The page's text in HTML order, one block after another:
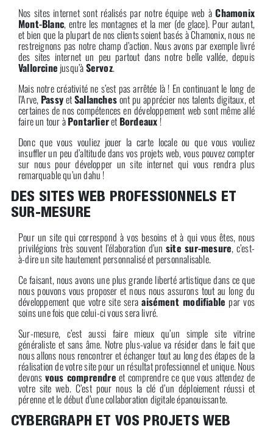
Nos sites internet sont réalisés par notre équipe web àChamonix
Mont-Blanc, entre les montagnes et la mer (de glace). Pour autant,
et bien que la plupart de nos clients soient basés à Chamonix, nous ne
restreignons pas notre champ d’action. Nous avons par exemple livré
des sites internet un peu partout dans notre belle vallée, depuis
Vallorcine jusqu’àServoz.
Mais notre créativité ne s’est pas arrêtée là ! En continuant le long de
l’Arve, PassyetSallanchesont pu apprécier nos talents digitaux, et
certaines de nos compétences en développement web sont même allé
faire un tour àPontarlieret Bordeaux!
Donc que vous vouliez jouer la carte locale ou que vous vouliez
insuffler un peu d’altitude dans vos projets web, vous pouvez compter
sur nous pour développer un site internet qui vous rendra plus
remarquable qu’un dahu !
DES SITES WEB PROFESSIONNELS ET
SUR-MESURE
Pour un site qui correspond à vos besoins et à qui vous êtes, nous
privilégions très souvent l’élaboration d’unsite sur-mesure, c’est-
à-dire un site hautement personnalisé et personnalisable.
Ce faisant, nous avons une plus grande liberté artistique dans ce que
nous pouvons vous proposer et nous nous assurons tout au long du
développement que votre site seraaisément modifiable par vos
soins une fois que celui-ci vous sera livré.
Sur-mesure, c’est aussi faire mieux qu’un simple site vitrine
généraliste et sans âme. Notre plus-value va résider dans le fait que
nous allons nous rencontrer et échanger tout au long des étapes de la
réalisation de votre site pour un résultat professionnel et unique. Nous
devons vous comprendre et comprendre ce que vous attendez de
votre site web. C’est pour nous la clé d’un déploiement réussi et
pérenne et le début d’une collaboration digitale épanouissante.
CYBERGRAPH ET VOS PROJETS WEB